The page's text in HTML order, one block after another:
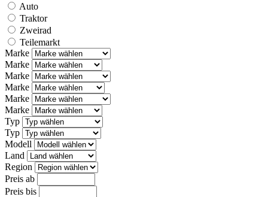
Auto
Traktor
Zweirad
Teilemarkt
Marke
Marke
Marke
Marke
Marke
Marke
Typ
Typ
Modell
Land
Region
Preis ab
Preis bis